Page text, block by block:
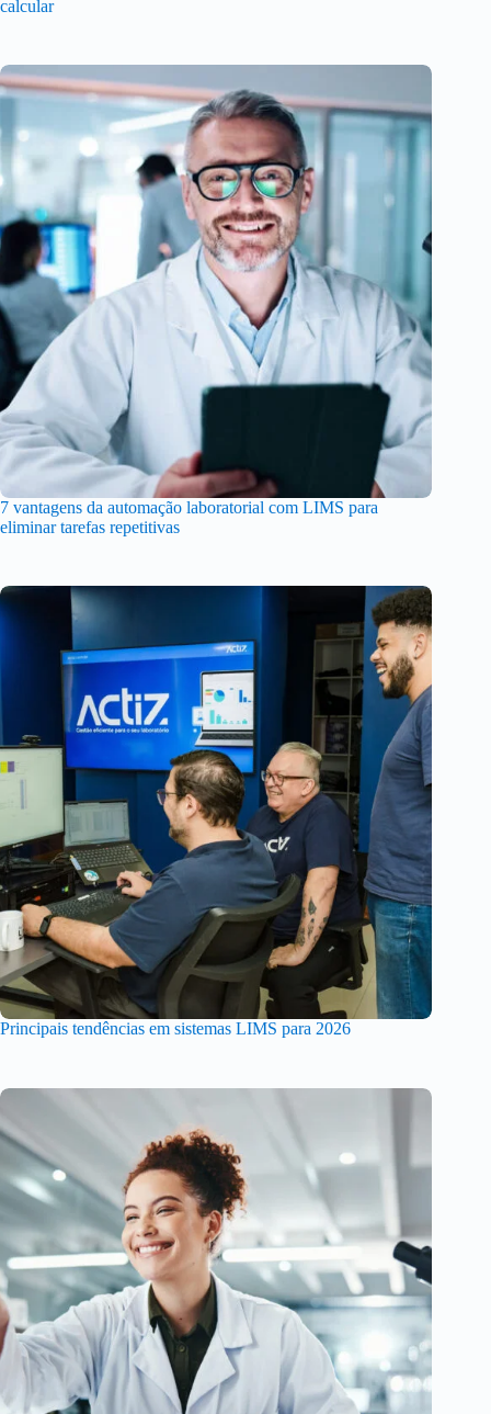
calcular
7 vantagens da automação laboratorial com LIMS para
eliminar tarefas repetitivas
Principais tendências em sistemas LIMS para 2026